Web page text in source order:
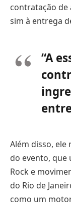
contratação de
sim à entrega
“A
Além disso, ele
do evento, que
Rock e
do Rio de
como um